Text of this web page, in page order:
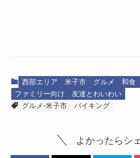
西部エリア 米子市 グルメ 和食
ファミリー向け
友達とわいわい
グルメ-米子市
バイキング
よかったらシ